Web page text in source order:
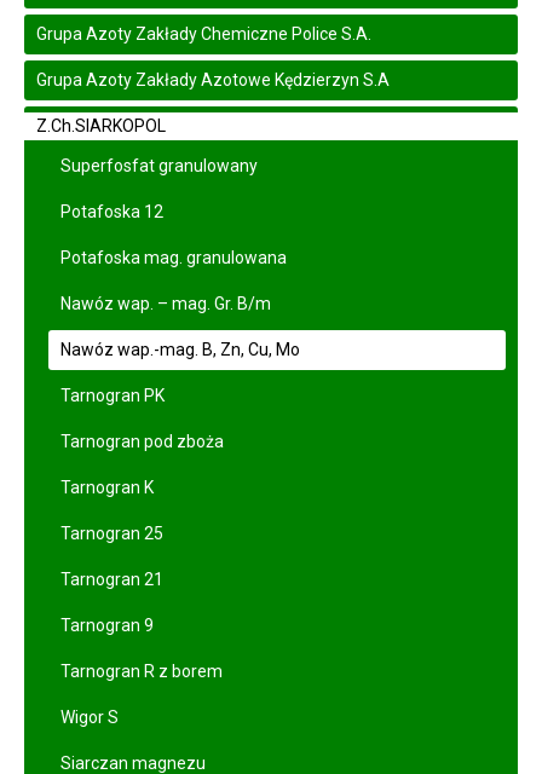
Grupa Azoty Zakłady Chemiczne Police S.A.
Grupa Azoty Zakłady Azotowe Kędzierzyn S.A
Z.Ch.SIARKOPOL
Superfosfat granulowany
Potafoska 12
Potafoska mag. granulowana
Nawóz wap. – mag. Gr. B/m
Nawóz wap.-mag. B, Zn, Cu, Mo
Tarnogran PK
Tarnogran pod zboża
Tarnogran K
Tarnogran 25
Tarnogran 21
Tarnogran 9
Tarnogran R z borem
Wigor S
Siarczan magnezu